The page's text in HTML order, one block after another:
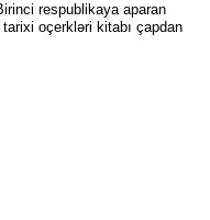
respublikaya aparan
tarixi oçerkləri kitabı çapdan